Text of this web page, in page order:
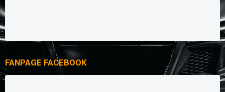
FANPAGE FACEBOOK